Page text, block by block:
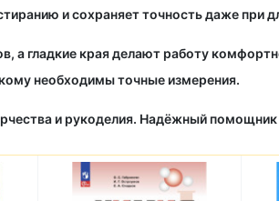
и сохраняет точность даже при
а гладкие края делают работу
необходимы точные измерения.
и рукоделия. Надёжный помощник